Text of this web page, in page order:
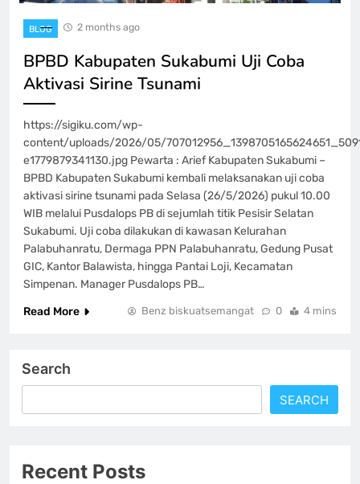
BLOG 2 months ago
BPBD Kabupaten Sukabumi Uji Coba
Aktivasi Sirine Tsunami
https://sigiku.com/wp-
content/uploads/2026/05/
e1779879341130.jpg Pewarta : Arief Kabupaten Sukabumi –
BPBD Kabupaten Sukabumi kembali melaksanakan uji coba
aktivasi sirine tsunami pada Selasa (26/5/2026) pukul 10.00
WIB melalui Pusdalops PB di sejumlah titik Pesisir Selatan
Sukabumi. Uji coba dilakukan di kawasan Kelurahan
Palabuhanratu, Dermaga PPN Palabuhanratu, Gedung Pusat
GIC, Kantor Balawista, hingga Pantai Loji, Kecamatan
Simpenan. Manager Pusdalops PB…
Read More
Benz biskuatsemangat 0 4 mins
Search
SEARCH
Recent Posts